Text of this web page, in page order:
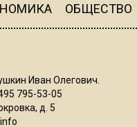
ОБЩЕСТВО
Иван Олегович.
795-53-05
д. 5